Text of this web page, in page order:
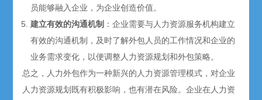
员能够融入企业，为企业创造价值。
建立有效的沟通机制 ：企业需要与人力资源服务机构建立
有效的沟通机制，及时了解外包人员的工作情况和企业的
业务需求变化，以便调整人力资源规划和外包策略。
总之，人力外包作为一种新兴的人力资源管理模式，对企业
人力资源规划既有积极影响，也有潜在风险。企业在人力资